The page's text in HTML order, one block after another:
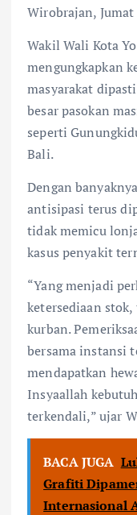
Wirobrajan,
Wakil Wali Kota
mengungkapkan
masyarakat
besar pasokan
seperti
Bali.
Dengan
antisipasi terus
tidak memicu
kasus penyakit
“Yang menjadi
ketersediaan
kurban.
bersama instansi
mendapatkan
Insyaallah
terkendali,” ujar
BACA JUGA
Grafiti
Internasional